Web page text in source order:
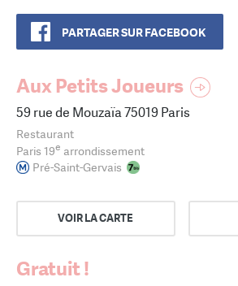
PARTAGER SUR FACEBOOK
Aux Petits Joueurs
59 rue de Mouzaïa 75019 Paris
Restaurant
Paris 19e arrondissement
Pré-Saint-Gervais
VOIR LA CARTE
Gratuit !